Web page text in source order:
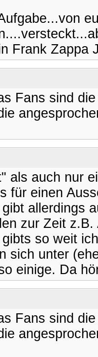
Frank Zappa
Fans sind
als auch nur
für einen
allerdings
zur Zeit
so weit
sich unter
einige. Da
Fans sind